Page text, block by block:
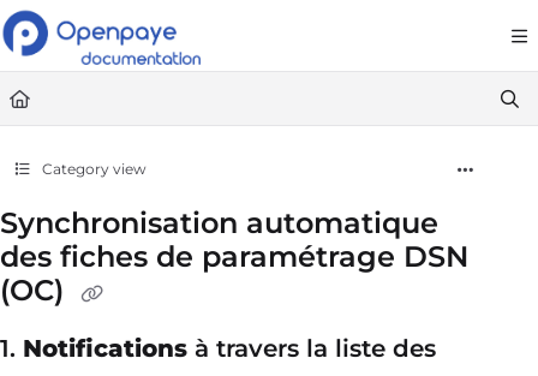
Documentation Index
Fetch the complete documentation index at: https://
Use this file to discover all available pages before exploring further.
Category view
Synchronisation automatique
des fiches de paramétrage DSN
(OC)
1. Notifications à travers la liste des